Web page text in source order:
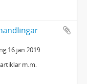
16 jan 2019
m.m.